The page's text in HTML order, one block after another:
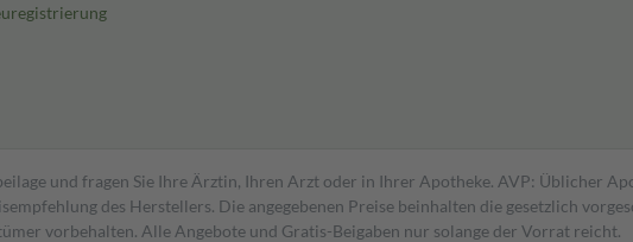
und fragen Sie Ihre Ärztin, Ihren Arzt oder in Ihrer Apotheke. AVP: Üblicher
des Herstellers. Die angegebenen Preise beinhalten die gesetzlich
vorbehalten. Alle Angebote und Gratis-Beigaben nur solange der Vorrat reicht.